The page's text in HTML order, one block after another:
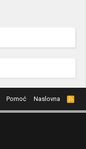
Pomoć Naslovna
R
S
S